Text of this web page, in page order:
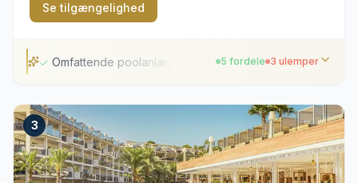
Se tilgængelighed
Omfattende poolanlæg 5 fordele 3 ulemper
Omfattende poolanlæg
Fem temarestauranter
Moderne suiter med balkon
Veludstyret spa- og fitnessafdeling
3